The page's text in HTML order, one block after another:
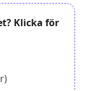
Klicka för